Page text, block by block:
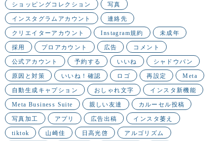
ショッピングコレクション 写真
インスタグラムアカウント 連絡先
クリエイターアカウント Instagram規約 未成年
採用 プロアカウント 広告 コメント
公式アカウント 予約する いいね シャドウバン
原因と対策 いいね！確認 ロゴ 再設定 Meta
自動生成キャプション おしゃれ文字 インスタ新機能
Meta Business Suite 親しい友達 カルーセル投稿
写真加工 アプリ 広告出稿 インスタ萎え
tiktok 山崎佳 日高光啓 アルゴリズム